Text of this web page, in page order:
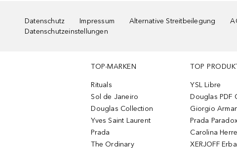
Datenschutz Impressum Alternative Streitbeilegung
Datenschutzeinstellungen
TOP-MARKEN
Rituals
Sol de Janeiro
Douglas Collection
Yves Saint Laurent
Prada
The Ordinary
TOP
YSL Libre
Douglas PDF
Giorgio
Prada
Carolina
XERJOFF